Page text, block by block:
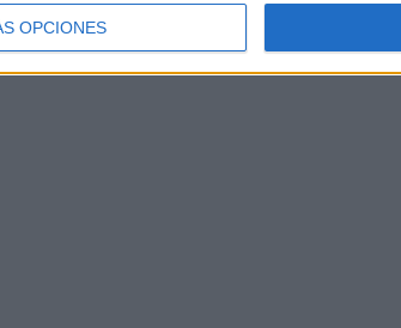
OPCIONES